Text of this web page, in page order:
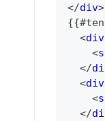
</div>
<div
<
</
<div
<
</